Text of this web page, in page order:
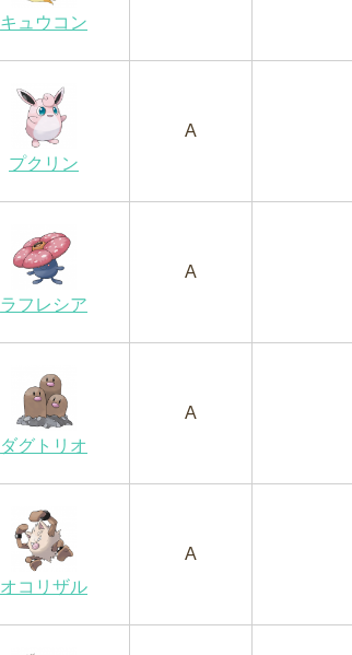
キュウコン
プクリン
A
ラフレシア
A
ダグトリオ
A
オコリザル
A